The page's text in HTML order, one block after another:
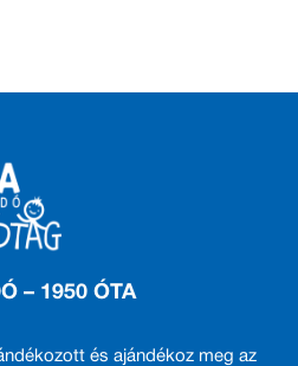
– 1950 ÓTA
és ajándékoz meg az